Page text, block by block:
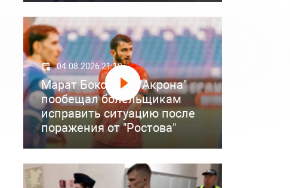
04.08.2026 21:18
Марат Бокоев из "Акрона"
пообещал болельщикам
исправить ситуацию после
поражения от "Ростова"